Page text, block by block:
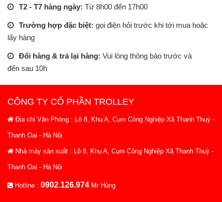
T2 - T7 hàng ngày: Từ 8h00 đến 17h00
Trường hợp đặc biệt: gọi điện hỏi trước khi tới mua hoặc
lấy hàng
Đổi hàng & trả lại hàng: Vui lòng thông báo trước và
đến sau 10h
CÔNG TY CỔ PHẦN TROLLEY
Địa chỉ Văn Phòng : Lô 8, Khu A, Cụm Công Nghiệp Xã Thanh Thuỳ -
Thanh Oai - Hà Nội
Nhà máy sản xuất : Lô 8, Khu A, Cụm Công Nghiệp Xã Thanh Thuỳ -
Thanh Oai - Hà Nội
Hotline : 0902.126.974 Mr Hùng